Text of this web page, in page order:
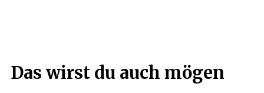
Das wirst du auch mögen